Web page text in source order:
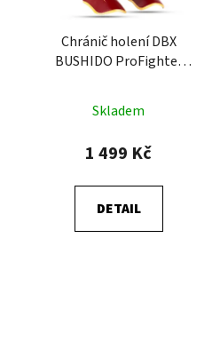
Chránič holení DBX
BUSHIDO ProFighter
Skladem
1 499 Kč
DETAIL